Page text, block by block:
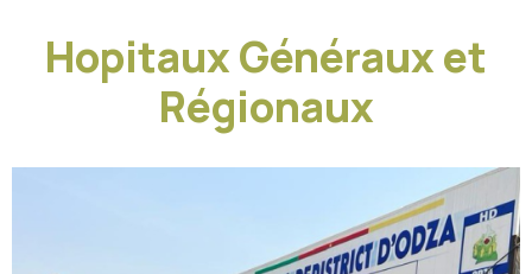
Hopitaux Généraux et
Régionaux